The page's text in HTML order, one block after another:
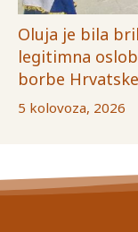
Oluja je bila
legitimna
borbe
5 kolovoza, 2026